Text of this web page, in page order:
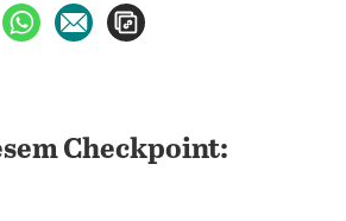
teilen
auf X teilenper WhatsApp teilen
per E-Mail teilen
Checkpoint: